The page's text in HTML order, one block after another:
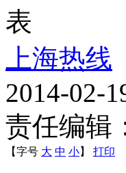
表
上海热线
2014-02-
责任编辑
【字号 大 中 小】 打印